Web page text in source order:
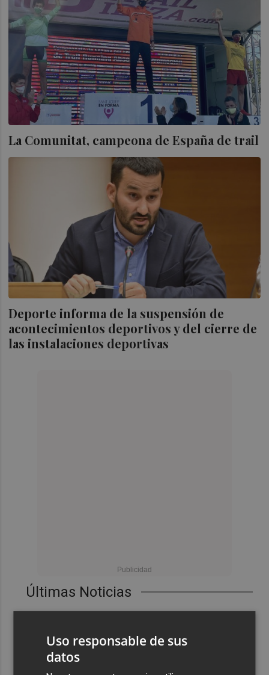
La Comunitat, campeona de España de trail
Deporte informa de la suspensión de
acontecimientos deportivos y del cierre de
las instalaciones deportivas
Últimas Noticias
1
El Villarreal anuncia a sus seis capitanes: Gerard
Moreno, Foyth, Comesaña, Ayoze, Cardona y Logan
Uso responsable de sus
datos